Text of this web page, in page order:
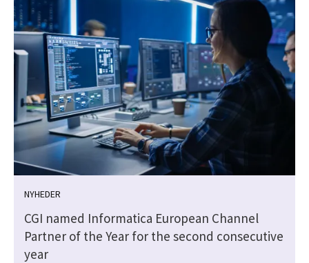
NYHEDER
CGI named Informatica European Channel
Partner of the Year for the second consecutive
year